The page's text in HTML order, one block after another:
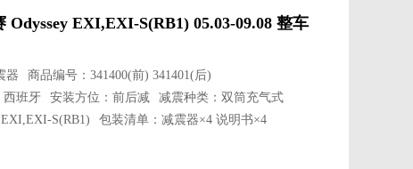
EXI,EXI-S(RB1) 05.03-09.08 整车
器
商品编号：341400(前) 341401(后)
西班牙
安装方位：前后减
减震种类：双筒充气式
S(RB1)
包装清单：减震器×4 说明书×4